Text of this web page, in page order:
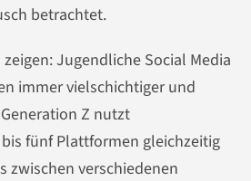
betrachtet.
Jugendliche Social Media
immer vielschichtiger und
Z nutzt
fünf Plattformen gleichzeitig
zwischen verschiedenen